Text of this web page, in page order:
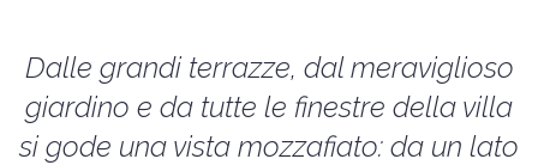
Dalle grandi terrazze, dal meraviglioso
giardino e da tutte le finestre della villa
si gode una vista mozzafiato: da un lato